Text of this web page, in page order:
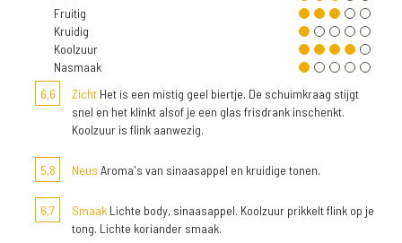
Fruitig
Kruidig
Koolzuur
Nasmaak
6,6
Zicht Het is een mistig geel biertje. De schuimkraag stijgt
snel en het klinkt alsof je een glas frisdrank inschenkt.
Koolzuur is flink aanwezig.
5,8 Neus Aroma's van sinaasappel en kruidige tonen.
6,7 Smaak Lichte body, sinaasappel. Koolzuur prikkelt flink op je
tong. Lichte koriander smaak.